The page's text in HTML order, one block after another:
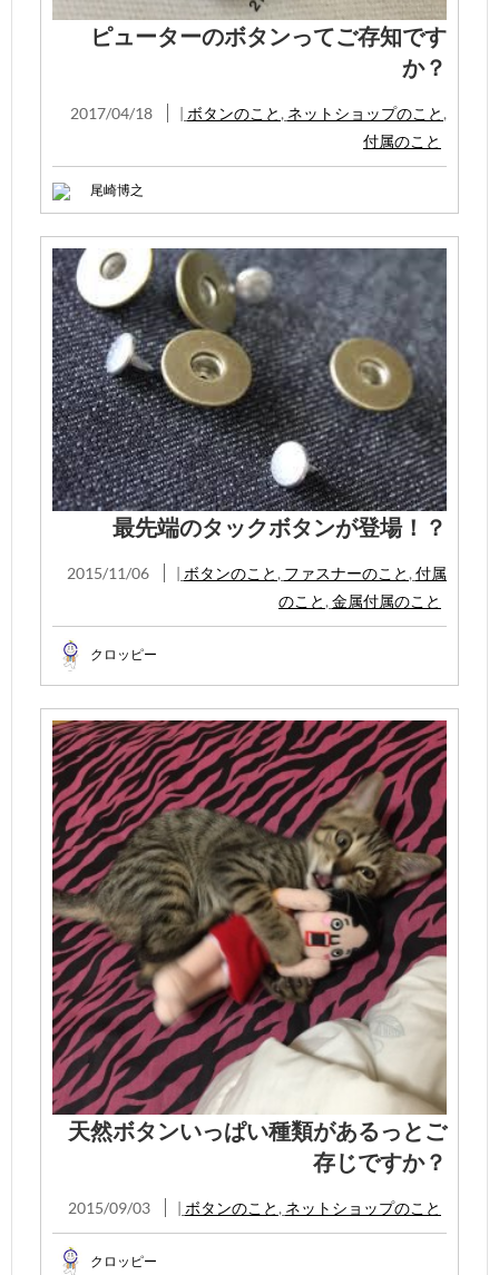
ピューターのボタンってご存知です
か？
2017/04/18 | ボタンのこと , ネットショップのこと ,
付属のこと
尾崎博之
最先端のタックボタンが登場！？
2015/11/06 | ボタンのこと , ファスナーのこと , 付属
のこと , 金属付属のこと
クロッピー
天然ボタンいっぱい種類があるっとご
存じですか？
2015/09/03 | ボタンのこと , ネットショップのこと
クロッピー